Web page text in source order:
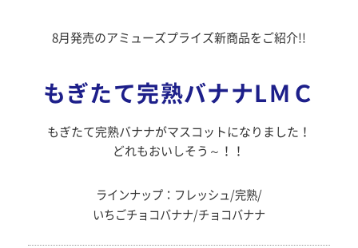
8月発売のアミューズプライズ新商品をご紹介!!
もぎたて完熟バナナLＭＣ
もぎたて完熟バナナがマスコットになりました！
どれもおいしそう～！！
ラインナップ：フレッシュ/完熟/
いちごチョコバナナ/チョコバナナ